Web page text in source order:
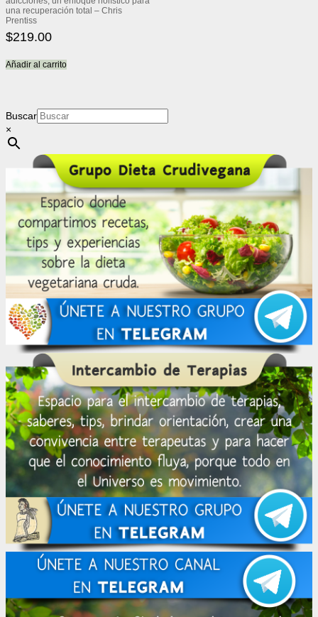
una recuperación total – Chris
Prentiss
$219.00
Añadir al carrito
Buscar
×